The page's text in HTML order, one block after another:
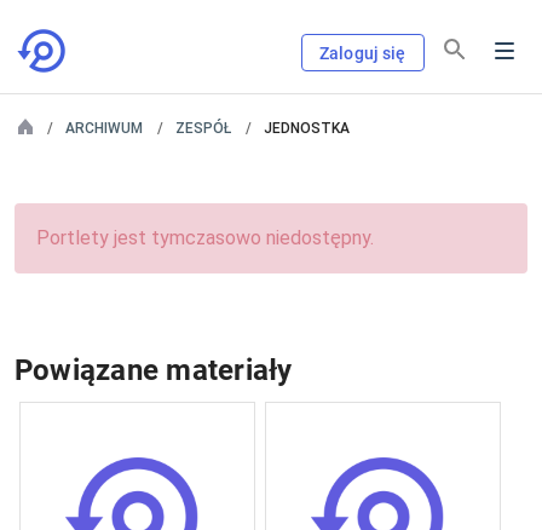
Zaloguj się
ARCHIWUM ZESPÓŁ JEDNOSTKA
Portlety jest tymczasowo niedostępny.
Powiązane materiały